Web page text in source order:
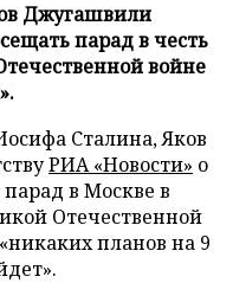
Джугашвили
парад в честь
войне
Сталина, Яков
РИА «Новости» о
в Москве в
Отечественной
планов на 9